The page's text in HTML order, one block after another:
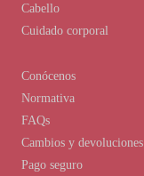
Conócenos
Normativa
FAQs
Cambios y devoluciones
Pago seguro
Cabello
Cuidado corporal